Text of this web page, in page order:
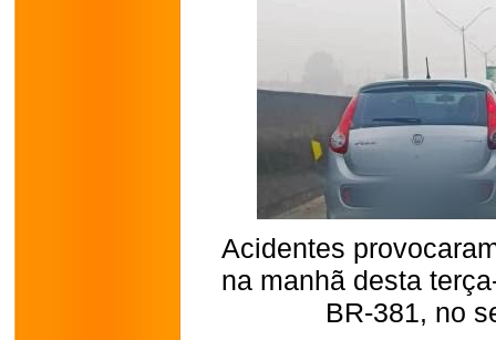
Acidentes
na manhã desta
BR-381, no